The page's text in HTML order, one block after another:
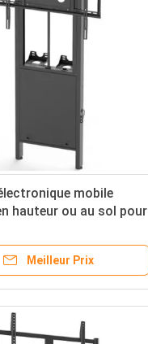
mobile
hauteur ou au sol pour
Meilleur Prix